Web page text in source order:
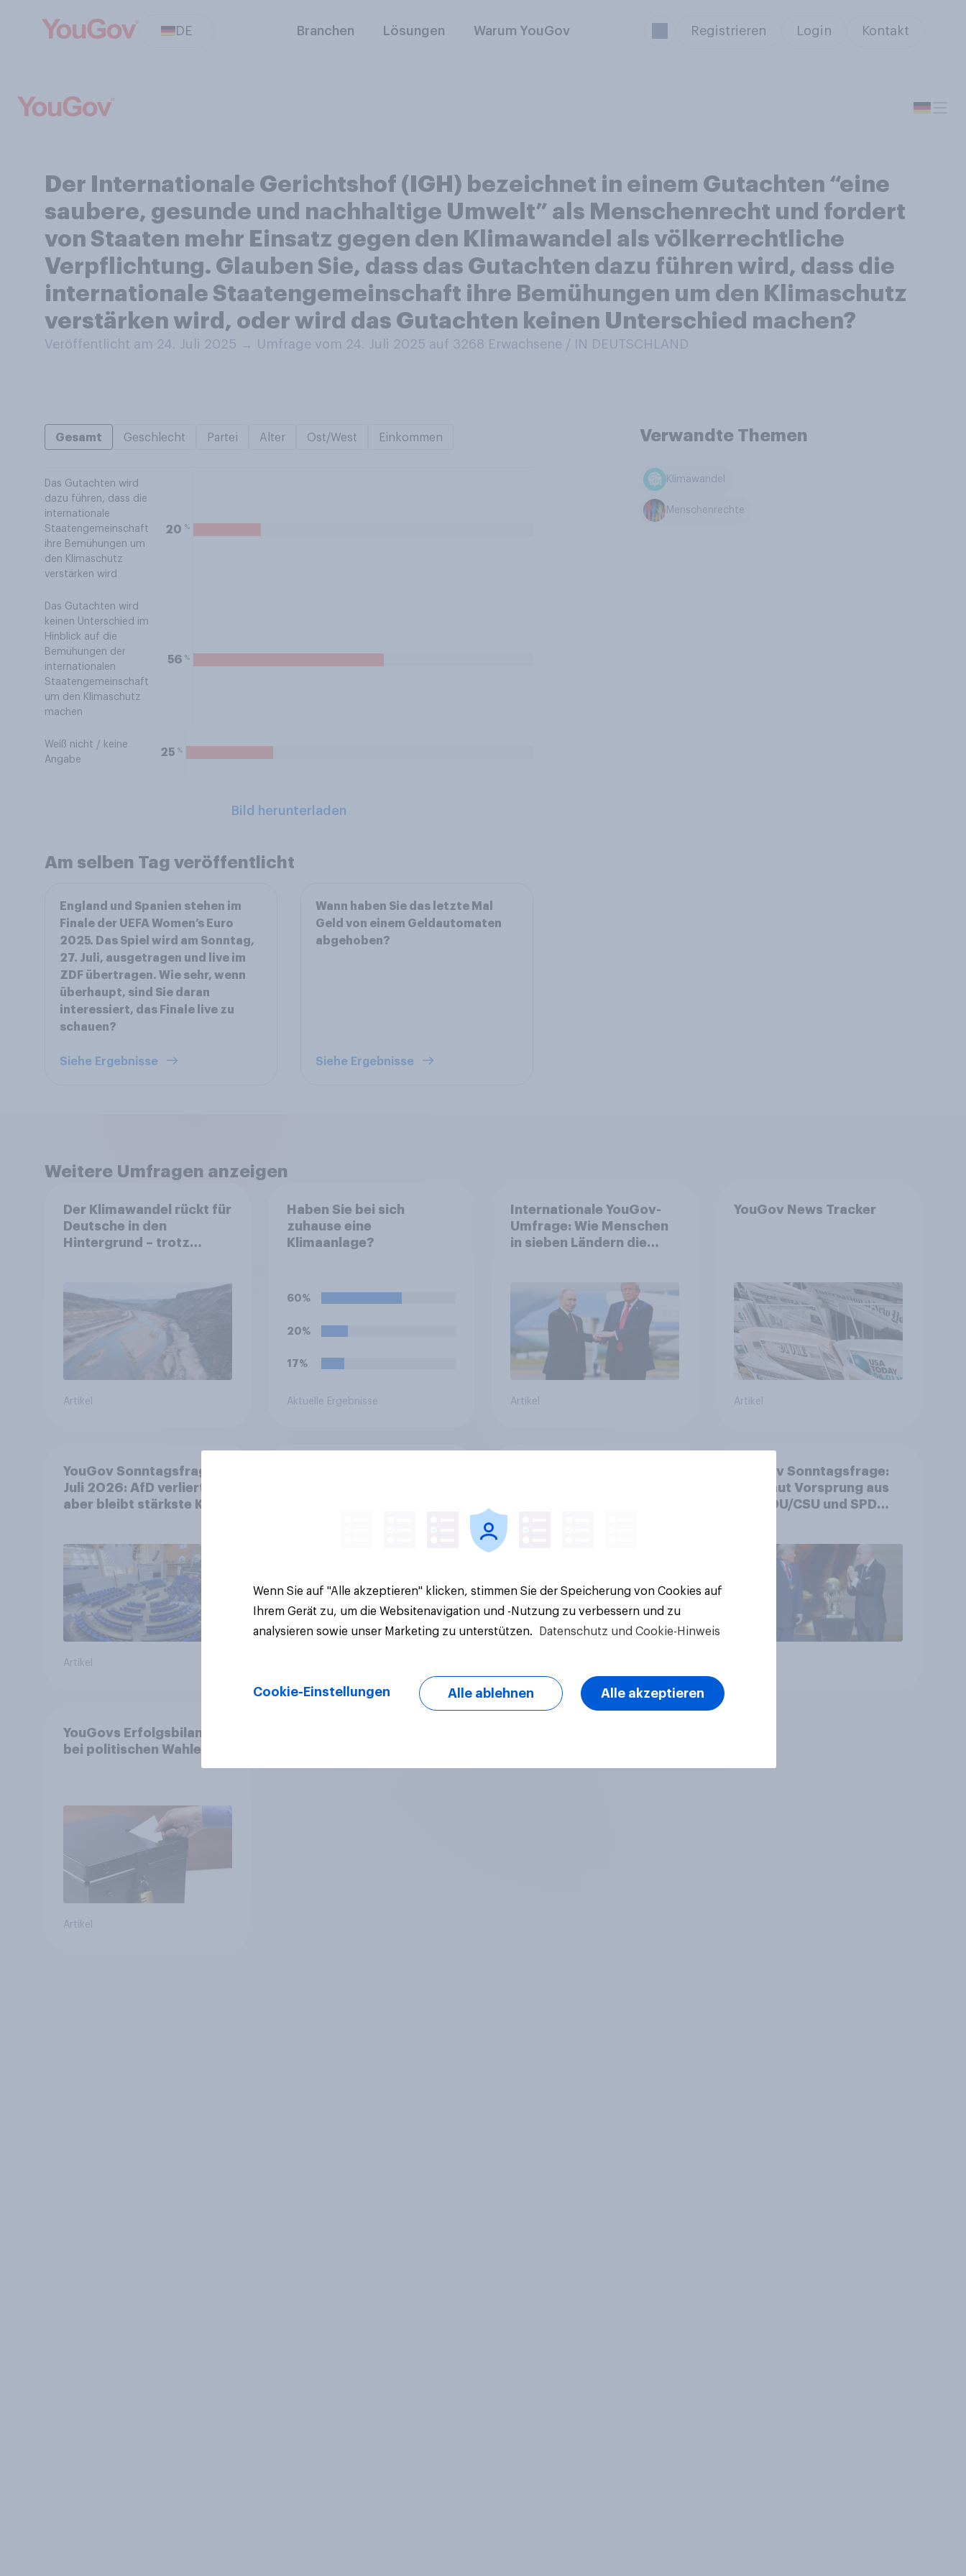
DE Branchen Lösungen Warum YouGov Registrieren Login Kontakt
Der Internationale Gerichtshof (IGH) bezeichnet in einem Gutachten “eine
saubere, gesunde und nachhaltige Umwelt” als Menschenrecht und fordert
von Staaten mehr Einsatz gegen den Klimawandel als völkerrechtliche
Verpflichtung. Glauben Sie, dass das Gutachten dazu führen wird, dass die
internationale Staatengemeinschaft ihre Bemühungen um den Klimaschutz
verstärken wird, oder wird das Gutachten keinen Unterschied machen?
Veröffentlicht am 24. Juli 2025 → Umfrage vom 24. Juli 2025 auf 3268 Erwachsene / IN DEUTSCHLAND
Gesamt Geschlecht Partei Alter Ost/West Einkommen
Das Gutachten wird
dazu führen, dass die
internationale
Staatengemeinschaft
ihre Bemühungen um
den Klimaschutz
verstärken wird
20 %
Das Gutachten wird
keinen Unterschied im
Hinblick auf die
Bemühungen der
internationalen
Staatengemeinschaft
um den Klimaschutz
machen
56 %
Weiß nicht / keine
Angabe
25 %
Bild herunterladen
Verwandte Themen
Klimawandel
Menschenrechte
Am selben Tag veröffentlicht
England und Spanien stehen im
Finale der UEFA Women’s Euro
2025. Das Spiel wird am Sonntag,
27. Juli, ausgetragen und live im
ZDF übertragen. Wie sehr, wenn
überhaupt, sind Sie daran
interessiert, das Finale live zu
schauen?
Siehe Ergebnisse
Wann haben Sie das letzte Mal
Geld von einem Geldautomaten
abgehoben?
Siehe Ergebnisse
Weitere Umfragen anzeigen
Der Klimawandel rückt für
Deutsche in den
Hintergrund – trotz
Artikel
Haben Sie bei sich
zuhause eine
Klimaanlage?
60%
20%
17%
Aktuelle Ergebnisse
Internationale YouGov-
Umfrage: Wie Menschen
in sieben Ländern die
Bedrohungen und
Bündnisse bewerten
Artikel
YouGov News Tracker
Artikel
YouGov Sonntagsfrage
Juli 2026: AfD verliert,
aber bleibt stärkste Kraft
Bevölkerung
Artikel
Grossbanken steht
YouGov Sonntagsfrage:
AfD baut Vorsprung aus
wünschen sich Fußball-
WM ohne Politik
YouGovs Erfolgsbilanz
bei politischen Wahlen
Artikel
Wenn Sie auf "Alle akzeptieren" klicken, stimmen Sie der Speicherung von Cookies auf
Ihrem Gerät zu, um die Websitenavigation und -Nutzung zu verbessern und zu
analysieren sowie unser Marketing zu unterstützen.
Datenschutz und Cookie-Hinweis
Cookie-Einstellungen Alle ablehnen Alle akzeptieren